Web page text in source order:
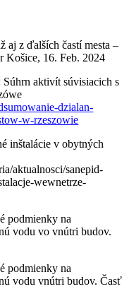
aj z ďalších častí mesta –
Košice, 16. Feb. 2024
Súhrn aktivít súvisiacich s
dzialan-
w-rzeszowie
inštalácie v obytných
aktualnosci/sanepid-
wewnetrze-
podmienky na
vodu vo vnútri budov.
podmienky na
vodu vnútri budov. Časť